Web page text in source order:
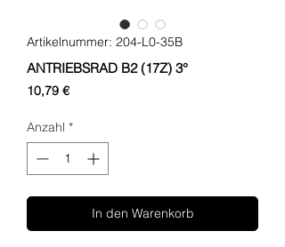
Artikelnummer: 204-L0-35B
ANTRIEBSRAD B2 (17Z) 3°
10,79 €Preis
Anzahl *
In den Warenkorb